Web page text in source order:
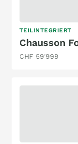
TEILINTEGRIERT
CHF 59'999